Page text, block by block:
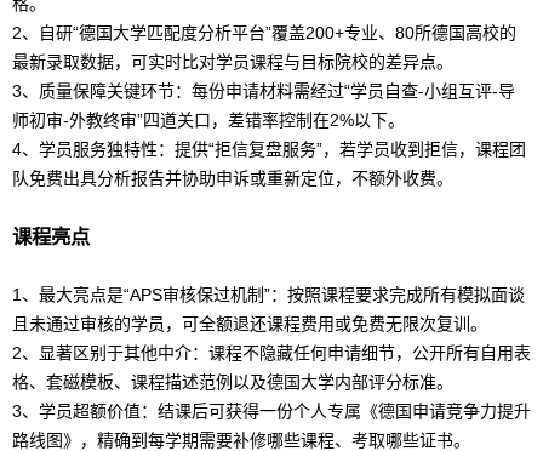
2、自研“德国大学匹配度分析平台”覆盖200+专业、80所德国高校的
最新录取数据，可实时比对学员课程与目标院校的差异点。
3、质量保障关键环节：每份申请材料需经过“学员自查-小组互评-导
师初审-外教终审”四道关口，差错率控制在2%以下。
4、学员服务独特性：提供“拒信复盘服务”，若学员收到拒信，课程团
队免费出具分析报告并协助申诉或重新定位，不额外收费。
课程亮点
1、最大亮点是“APS审核保过机制”：按照课程要求完成所有模拟面谈
且未通过审核的学员，可全额退还课程费用或免费无限次复训。
2、显著区别于其他中介：课程不隐藏任何申请细节，公开所有自用表
格、套磁模板、课程描述范例以及德国大学内部评分标准。
3、学员超额价值：结课后可获得一份个人专属《德国申请竞争力提升
路线图》，精确到每学期需要补修哪些课程、考取哪些证书。